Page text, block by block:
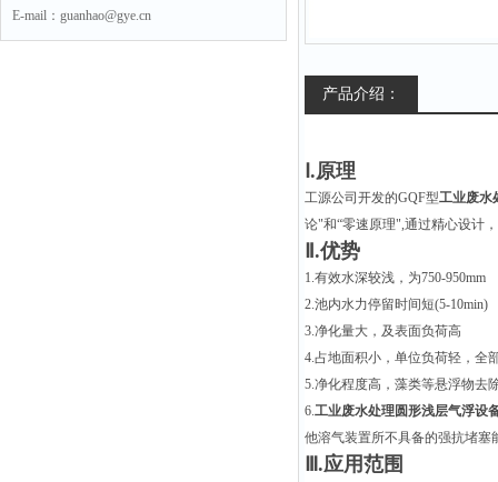
E-mail：guanhao@gye.cn
产品介绍：
Ⅰ.原理
工源公司开发的GQF型工业废水
论"和“零速原理",通过精心设计
Ⅱ.优势
1.有效水深较浅，为750-950mm
2.池内水力停留时间短(5-10min)
3.净化量大，及表面负荷高
4.占地面积小，单位负荷轻，全
5.净化程度高，藻类等悬浮物去
6.工业废水处理圆形浅层气浮设
他溶气装置所不具备的强抗堵塞
Ⅲ.应用范围